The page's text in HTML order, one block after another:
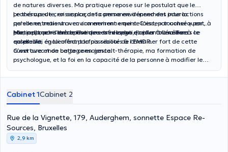
de natures diverses. Ma pratique repose sur le postulat que le
processus de croissance de la personne dépend des interactions
qu’elle entretient avec son environnement. C’est, par conséquent, à
partir d’une vision de l’homme très large que l’on travaillera
ensemble.
Le thérapeute, en se plaçant comme environnement pour la
personne, mais un « environnement » qui se laisse « toucher » par
elle, peut, par l’entremise de son ressenti, l’aider à l’éveiller à ce
qu’elle vit, en lui offrant la possibilité de cheminer fort de cette
ouverture et de cette conscience.
Mon approche thérapeutique est de plus en plus tournée vers le
corps. J’ai également parfois recours à l’EMDR.
C’est avec mon bagage en gestalt-thérapie, ma formation de
psychologue, et la foi en la capacité de la personne à modifier le
soutiendrai dans ce cheminement. Public : adultes.
Cabinet 1Cabinet 2
Rue de la Vignette, 179, Auderghem, sonnette Espace Re-
Sources, Bruxelles
2,9 km